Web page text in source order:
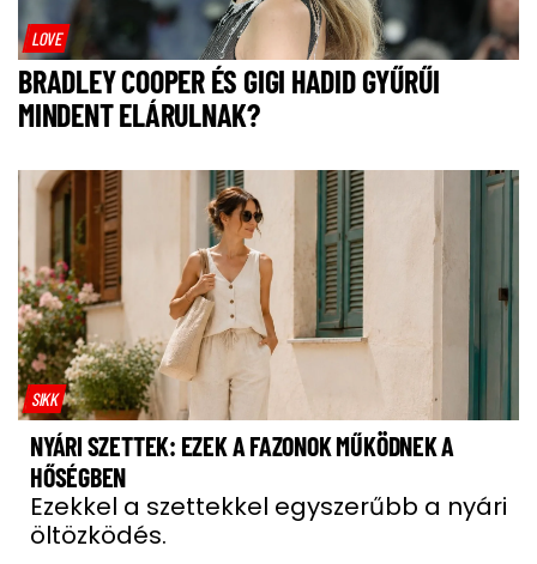
LOVE
BRADLEY COOPER ÉS GIGI HADID GYŰRŰI
MINDENT ELÁRULNAK?
SIKK
NYÁRI SZETTEK: EZEK A FAZONOK MŰKÖDNEK A
HŐSÉGBEN
Ezekkel a szettekkel egyszerűbb a nyári
öltözködés.